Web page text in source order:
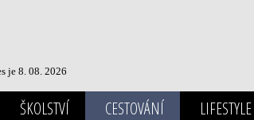
je 8. 08. 2026
ŠKOLSTVÍ CESTOVÁNÍ LIFESTYLE